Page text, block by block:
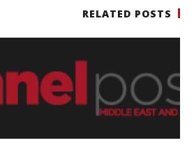
RELATED POSTS